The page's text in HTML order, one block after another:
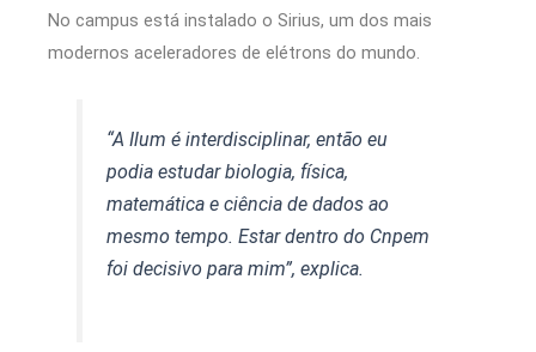
No campus está instalado o Sirius, um dos mais
modernos aceleradores de elétrons do mundo.
“A Ilum é interdisciplinar, então eu
podia estudar biologia, física,
matemática e ciência de dados ao
mesmo tempo. Estar dentro do Cnpem
foi decisivo para mim”, explica.